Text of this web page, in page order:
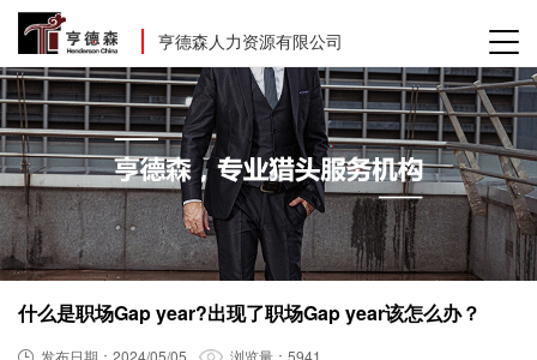
亨德森人力资源有限公司
什么是职场Gap year?出现了职场Gap year该怎么办？